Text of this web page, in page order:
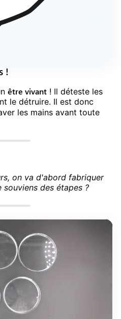
!
être vivant ! Il déteste les
le détruire. Il est donc
les mains avant toute
on va d'abord fabriquer
souviens des étapes ?